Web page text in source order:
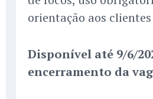
orientação aos
Disponível até 9/6/
encerramento da